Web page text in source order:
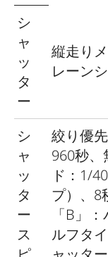
シ
ャ
ッ
タ
ー
縦走り
レーン
シ
ャ
ッ
タ
ー
ス
絞り優
960秒
ド：1/
プ）、8
「B」
ルフタ